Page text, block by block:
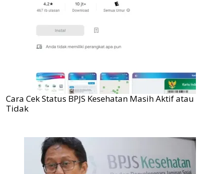
Cara Cek Status BPJS Kesehatan Masih Aktif atau
Tidak